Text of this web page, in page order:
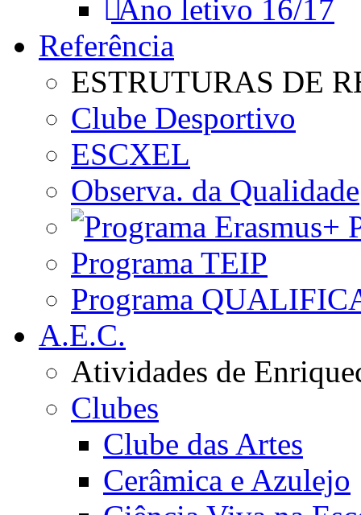
Ano letivo 16/17
Referência
ESTRUTURAS DE
Clube Desportivo
ESCXEL
Observa. da Qualidade
Programa TEIP
Programa
A.E.C.
Atividades de
Clubes
Clube das Artes
Cerâmica e Azulejo